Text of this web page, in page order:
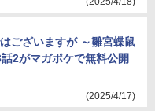
ございますが ～雛宮蝶鼠
2がマガポケで無料公開
(2025/4/17)